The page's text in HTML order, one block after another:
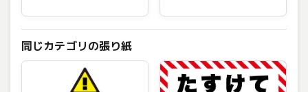
同じカテゴリの張り紙